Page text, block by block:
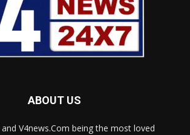
ABOUT US
V4news.Com being the most loved